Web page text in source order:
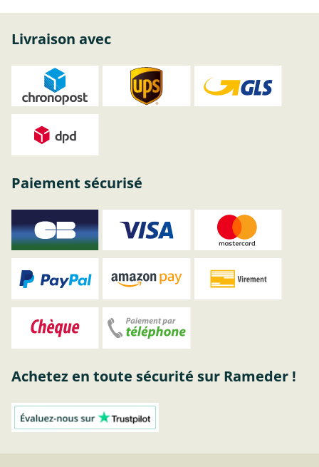
Livraison avec
Paiement sécurisé
Achetez en toute sécurité sur Rameder !